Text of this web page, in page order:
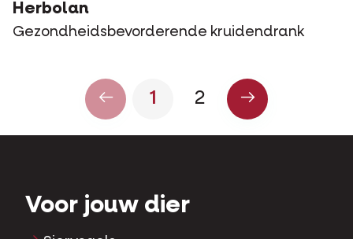
Herbolan
Gezondheidsbevorderende kruidendrank
1 2
Voor jouw dier